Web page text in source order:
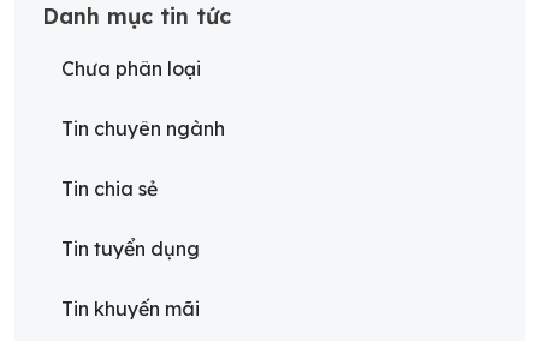
Danh mục tin tức
Chưa phân loại
Tin chuyên ngành
Tin chia sẻ
Tin tuyển dụng
Tin khuyến mãi